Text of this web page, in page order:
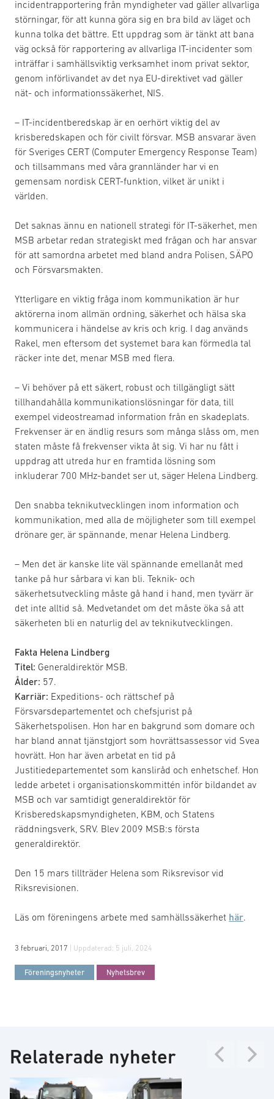
incidentrapportering från myndigheter vad gäller allvarliga
störningar, för att kunna göra sig en bra bild av läget och
kunna tolka det bättre. Ett uppdrag som är tänkt att bana
väg också för rapportering av allvarliga IT-incidenter som
inträffar i samhällsviktig verksamhet inom privat sektor,
genom införlivandet av det nya EU-direktivet vad gäller
nät- och informationssäkerhet, NIS.
– IT-incidentberedskap är en oerhört viktig del av
krisberedskapen och för civilt försvar. MSB ansvarar även
för Sveriges CERT (Computer Emergency Response Team)
och tillsammans med våra grannländer har vi en
gemensam nordisk CERT-funktion, vilket är unikt i
världen.
Det saknas ännu en nationell strategi för IT-säkerhet, men
MSB arbetar redan strategiskt med frågan och har ansvar
för att samordna arbetet med bland andra Polisen, SÄPO
och Försvarsmakten.
Ytterligare en viktig fråga inom kommunikation är hur
aktörerna inom allmän ordning, säkerhet och hälsa ska
kommunicera i händelse av kris och krig. I dag används
Rakel, men eftersom det systemet bara kan förmedla tal
räcker inte det, menar MSB med flera.
– Vi behöver på ett säkert, robust och tillgängligt sätt
tillhandahålla kommunikationslösningar för data, till
exempel videostreamad information från en skadeplats.
Frekvenser är en ändlig resurs som många slåss om, men
staten måste få frekvenser vikta åt sig. Vi har nu fått i
uppdrag att utreda hur en framtida lösning som
inkluderar 700 MHz-bandet ser ut, säger Helena Lindberg.
Den snabba teknikutvecklingen inom information och
kommunikation, med alla de möjligheter som till exempel
drönare ger, är spännande, menar Helena Lindberg.
– Men det är kanske lite väl spännande emellanåt med
tanke på hur sårbara vi kan bli. Teknik- och
säkerhetsutveckling måste gå hand i hand, men tyvärr är
det inte alltid så. Medvetandet om det måste öka så att
säkerheten bli en naturlig del av teknikutvecklingen.
Fakta Helena Lindberg
Titel: Generaldirektör MSB.
Ålder: 57.
Karriär: Expeditions- och rättschef på
Försvarsdepartementet och chefsjurist på
Säkerhetspolisen. Hon har en bakgrund som domare och
har bland annat tjänstgjort som hovrättsassessor vid Svea
hovrätt. Hon har även arbetat en tid på
Justitiedepartementet som kansliråd och enhetschef. Hon
ledde arbetet i organisationskommittén inför bildandet av
MSB och var samtidigt generaldirektör för
Krisberedskapsmyndigheten, KBM, och Statens
räddningsverk, SRV. Blev 2009 MSB:s första
generaldirektör.
Den 15 mars tillträder Helena som Riksrevisor vid
Riksrevisionen.
Läs om föreningens arbete med samhällssäkerhet här.
3 februari, 2017 | Uppdaterad: 5 juli, 2024
Föreningsnyheter Nyhetsbrev
Relaterade nyheter